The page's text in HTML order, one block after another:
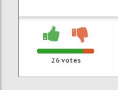
26votes